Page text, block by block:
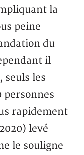
la
peine
du
il
seuls les
personnes
rapidement
levé
le souligne